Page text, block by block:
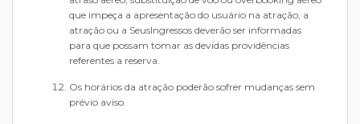
que impeça a apresentação do usuário na atração, a
atração ou a SeusIngressos deverão ser informadas
para que possam tomar as devidas providências
referentes a reserva.
Os horários da atração poderão sofrer mudanças sem
prévio aviso.